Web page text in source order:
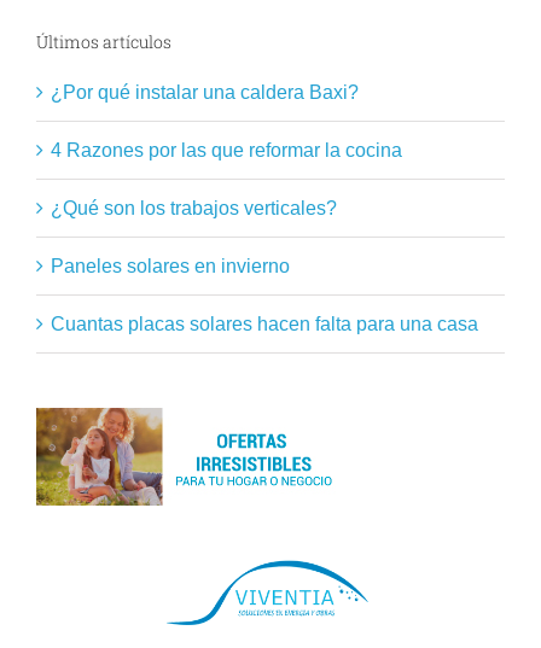
Últimos artículos
¿Por qué instalar una caldera Baxi?
4 Razones por las que reformar la cocina
¿Qué son los trabajos verticales?
Paneles solares en invierno
Cuantas placas solares hacen falta para una casa